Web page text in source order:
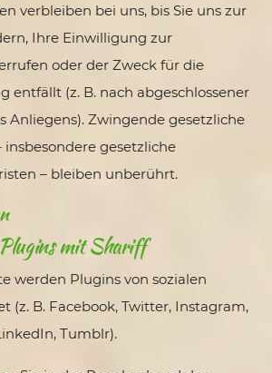
verbleiben bei uns, bis Sie uns zur
Ihre Einwilligung zur
oder der Zweck für die
entfällt (z. B. nach abgeschlossener
Anliegens). Zwingende gesetzliche
gesetzliche
– bleiben unberührt.
mit Shariff
werden Plugins von sozialen
(z. B. Facebook, Twitter, Instagram,
Tumblr).